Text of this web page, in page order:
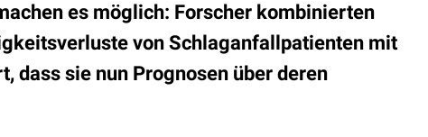
es möglich: Forscher kombinierten
von Schlaganfallpatienten mit
dass sie nun Prognosen über deren